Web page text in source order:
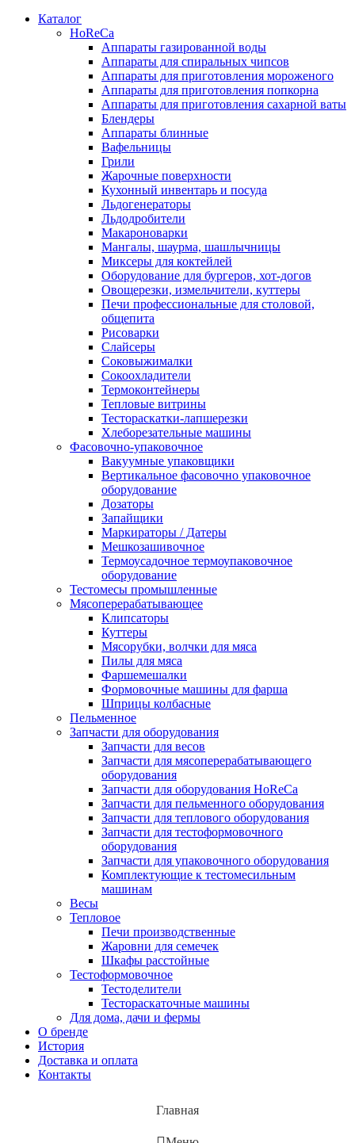
Каталог
HoReCa
Аппараты газированной воды
Аппараты для спиральных чипсов
Аппараты для приготовления мороженого
Аппараты для приготовления попкорна
Аппараты для приготовления сахарной ваты
Блендеры
Аппараты блинные
Вафельницы
Грили
Жарочные поверхности
Кухонный инвентарь и посуда
Льдогенераторы
Льдодробители
Макароноварки
Мангалы, шаурма, шашлычницы
Миксеры для коктейлей
Оборудование для бургеров, хот-догов
Овощерезки, измельчители, куттеры
Печи профессиональные для столовой,
общепита
Рисоварки
Слайсеры
Соковыжималки
Сокоохладители
Термоконтейнеры
Тепловые витрины
Тестораскатки-лапшерезки
Хлеборезательные машины
Фасовочно-упаковочное
Вакуумные упаковщики
Вертикальное фасовочно упаковочное
оборудование
Дозаторы
Запайщики
Маркираторы / Датеры
Мешкозашивочное
Термоусадочное термоупаковочное
оборудование
Тестомесы промышленные
Мясоперерабатывающее
Клипсаторы
Куттеры
Мясорубки, волчки для мяса
Пилы для мяса
Фаршемешалки
Формовочные машины для фарша
Шприцы колбасные
Пельменное
Запчасти для оборудования
Запчасти для весов
Запчасти для мясоперерабатывающего
оборудования
Запчасти для оборудования HoReCa
Запчасти для пельменного оборудования
Запчасти для теплового оборудования
Запчасти для тестоформовочного
оборудования
Запчасти для упаковочного оборудования
Комплектующие к тестомесильным
машинам
Весы
Тепловое
Печи производственные
Жаровни для семечек
Шкафы расстойные
Тестоформовочное
Тестоделители
Тестораскаточные машины
Для дома, дачи и фермы
О бренде
История
Доставка и оплата
Контакты
Главная